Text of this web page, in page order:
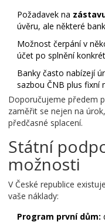
Požadavek na
úvěru, ale některé
Možnost čerpání v
účet po splnění
Banky často nabízejí
sazbou ČNB plus fixní
Doporučujeme předem
zaměřit se nejen na
předčasné splacení.
Státní
možnosti
V České republice
vaše náklady:
Program první dům: